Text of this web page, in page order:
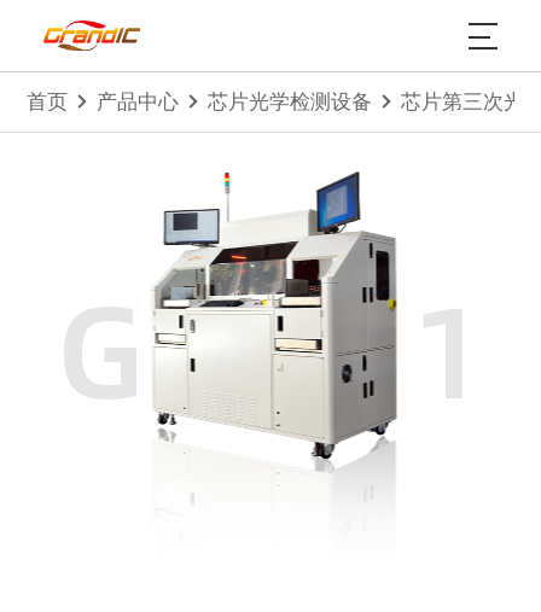
首页 产品中心 芯片光学检测设备 芯片第三次光
GIS211